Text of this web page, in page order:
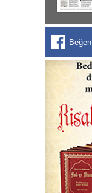
Beğen